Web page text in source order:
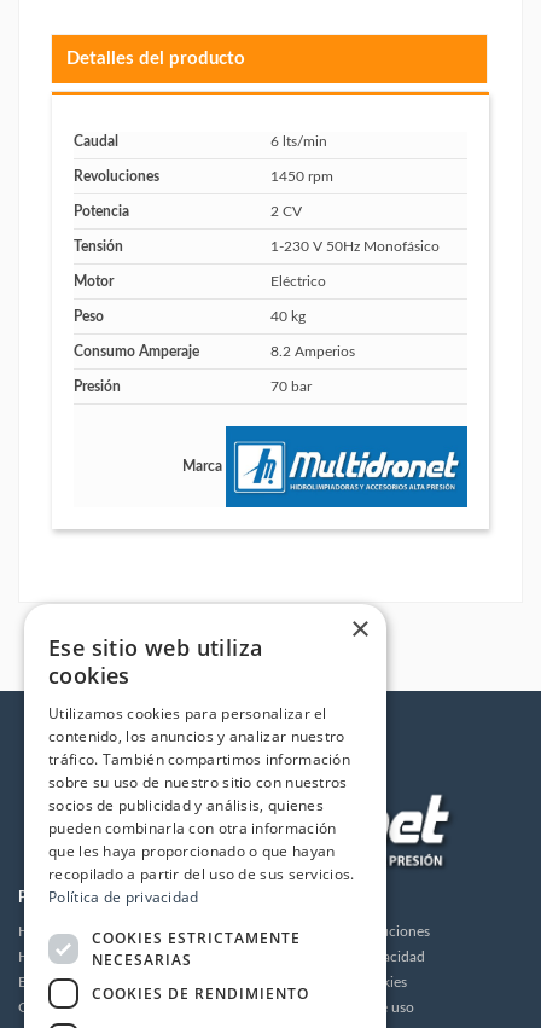
Detalles del producto
Caudal 6 lts/min
Revoluciones 1450 rpm
Potencia 2 CV
Tensión 1-230 V 50Hz Monofásico
Motor Eléctrico
Peso 40 kg
Consumo Amperaje 8.2 Amperios
Presión 70 bar
Marca
PRODUCTOS
Hidrolimpiadoras
Humidificación
Bombas de alta presión
Grupos motor bomba alta presión
Envios y devoluciones
Política de privacidad
Política de cookies
Condiciones de uso
×
Ese sitio web utiliza
cookies
Utilizamos cookies para personalizar el
contenido, los anuncios y analizar nuestro
tráfico. También compartimos información
sobre su uso de nuestro sitio con nuestros
socios de publicidad y análisis, quienes
pueden combinarla con otra información
que les haya proporcionado o que hayan
recopilado a partir del uso de sus servicios.
Política de privacidad
COOKIES ESTRICTAMENTE
NECESARIAS
COOKIES DE RENDIMIENTO